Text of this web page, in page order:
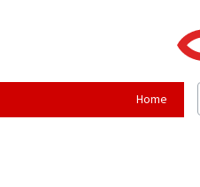
Home